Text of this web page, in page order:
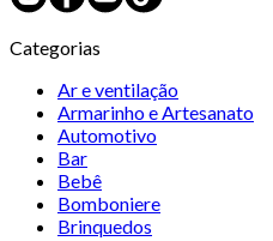
Categorias
Ar e ventilação
Armarinho e Artesanato
Automotivo
Bar
Bebê
Bomboniere
Brinquedos